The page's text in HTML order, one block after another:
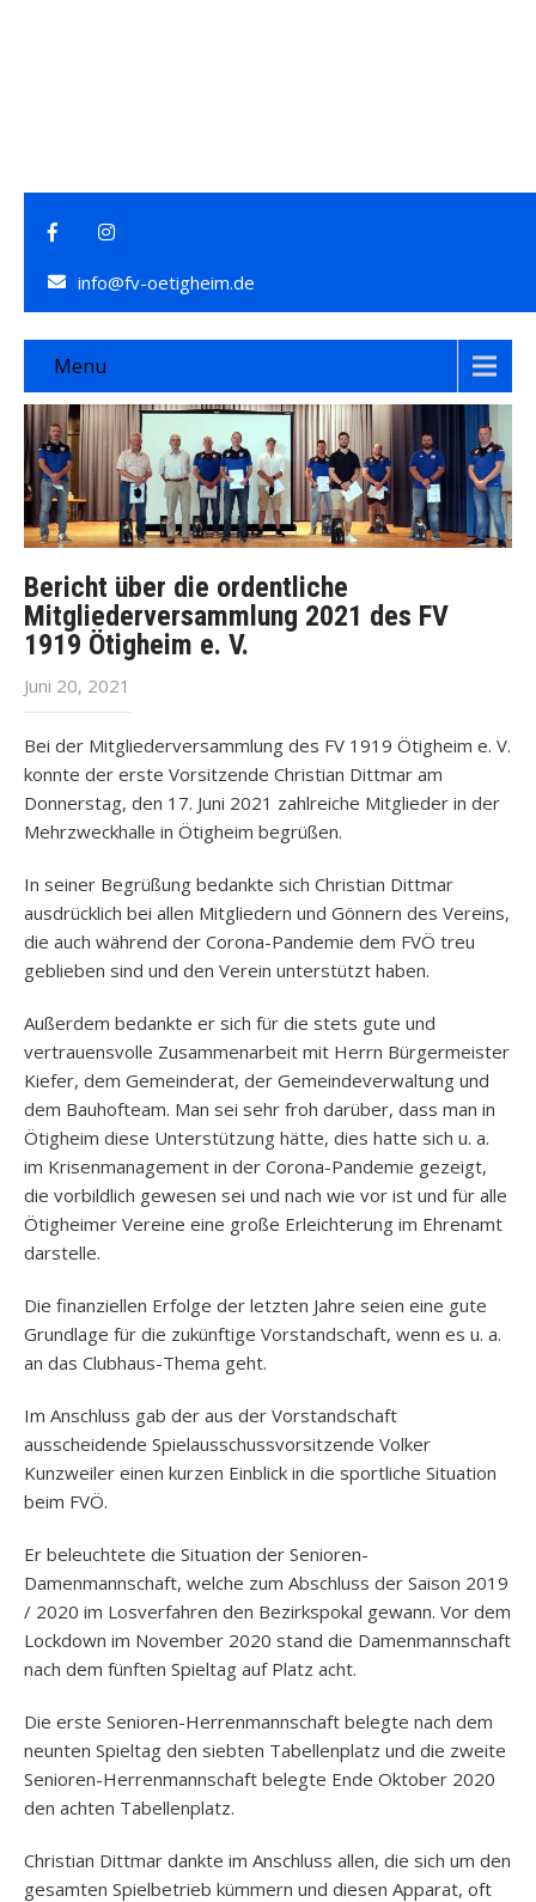
info@fv-oetigheim.de
Menu
Bericht über die ordentliche
Mitgliederversammlung 2021 des FV
1919 Ötigheim e. V.
Juni 20, 2021
Bei der Mitgliederversammlung des FV 1919 Ötigheim e. V.
konnte der erste Vorsitzende Christian Dittmar am
Donnerstag, den 17. Juni 2021 zahlreiche Mitglieder in der
Mehrzweckhalle in Ötigheim begrüßen.
In seiner Begrüßung bedankte sich Christian Dittmar
ausdrücklich bei allen Mitgliedern und Gönnern des Vereins,
die auch während der Corona-Pandemie dem FVÖ treu
geblieben sind und den Verein unterstützt haben.
Außerdem bedankte er sich für die stets gute und
vertrauensvolle Zusammenarbeit mit Herrn Bürgermeister
Kiefer, dem Gemeinderat, der Gemeindeverwaltung und
dem Bauhofteam. Man sei sehr froh darüber, dass man in
Ötigheim diese Unterstützung hätte, dies hatte sich u. a.
im Krisenmanagement in der Corona-Pandemie gezeigt,
die vorbildlich gewesen sei und nach wie vor ist und für alle
Ötigheimer Vereine eine große Erleichterung im Ehrenamt
darstelle.
Die finanziellen Erfolge der letzten Jahre seien eine gute
Grundlage für die zukünftige Vorstandschaft, wenn es u. a.
an das Clubhaus-Thema geht.
Im Anschluss gab der aus der Vorstandschaft
ausscheidende Spielausschussvorsitzende Volker
Kunzweiler einen kurzen Einblick in die sportliche Situation
beim FVÖ.
Er beleuchtete die Situation der Senioren-
Damenmannschaft, welche zum Abschluss der Saison 2019
/ 2020 im Losverfahren den Bezirkspokal gewann. Vor dem
Lockdown im November 2020 stand die Damenmannschaft
nach dem fünften Spieltag auf Platz acht.
Die erste Senioren-Herrenmannschaft belegte nach dem
neunten Spieltag den siebten Tabellenplatz und die zweite
Senioren-Herrenmannschaft belegte Ende Oktober 2020
den achten Tabellenplatz.
Christian Dittmar dankte im Anschluss allen, die sich um den
gesamten Spielbetrieb kümmern und diesen Apparat, oft